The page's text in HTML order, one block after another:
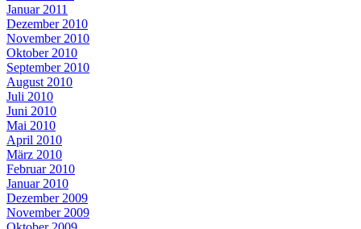
Januar 2011
Dezember 2010
November 2010
Oktober 2010
September 2010
August 2010
Juli 2010
Juni 2010
Mai 2010
April 2010
März 2010
Februar 2010
Januar 2010
Dezember 2009
November 2009